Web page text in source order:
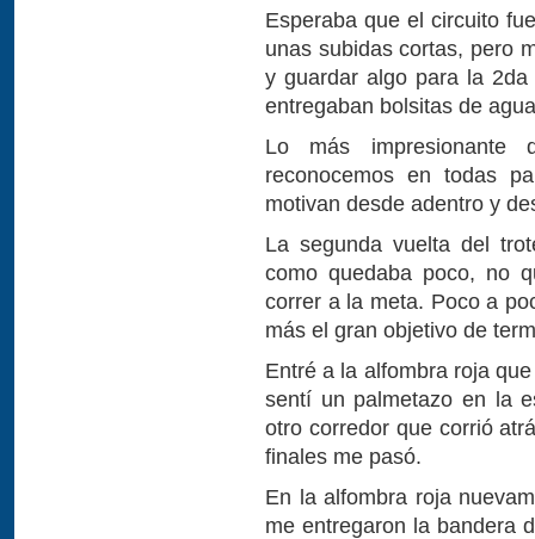
Esperaba que el circuito
unas subidas cortas, pero
y guardar algo para la
entregaban bolsitas de
Lo más
reconocemos en todas
motivan desde adentro y
La segunda vuelta del
como quedaba poco, no
correr a la meta. Poco a
más el gran objetivo de
Entré a la alfombra roja
sentí un palmetazo en la
otro corredor que corrió
finales me pasó.
En la alfombra roja
me entregaron la bandera